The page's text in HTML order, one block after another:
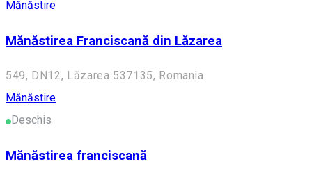
Mănăstire
Mănăstirea Franciscană din Lăzarea
549, DN12, Lăzarea 537135, Romania
Mănăstire
Deschis
Mănăstirea franciscană